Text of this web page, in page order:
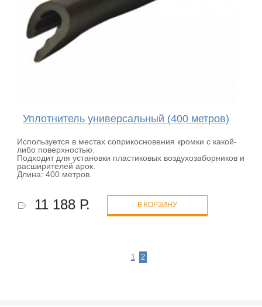
Уплотнитель универсальный (400 метров)
Используется в местах соприкосновения кромки с какой-
либо поверхностью.
Подходит для установки пластиковых воздухозаборников и
расширителей арок.
Длина: 400 метров.
11 188 Р. В КОРЗИНУ
1 2